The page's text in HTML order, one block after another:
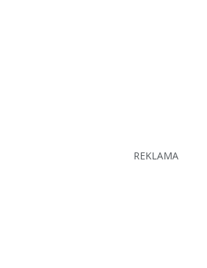
REKLAMA